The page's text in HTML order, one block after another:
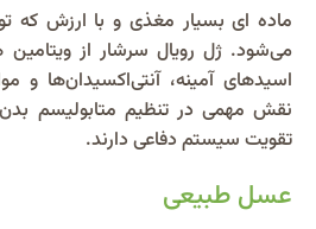
ماده‌ ای بسیار مغذی و با ارزش که
اسیدهای آمینه، آنتی‌اکسیدان‌ها و
نقش مهمی در تنظیم متابولیسم
تقویت سیستم دفاعی دارند.
عسل طبیعی